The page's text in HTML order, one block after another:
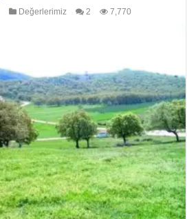
Değerlerimiz 2 7,770